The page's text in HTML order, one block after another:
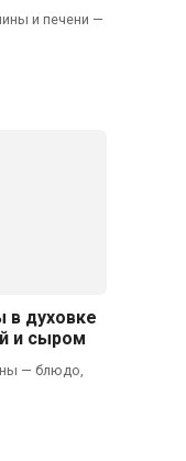
и печени —
в духовке
и сыром
— блюдо,